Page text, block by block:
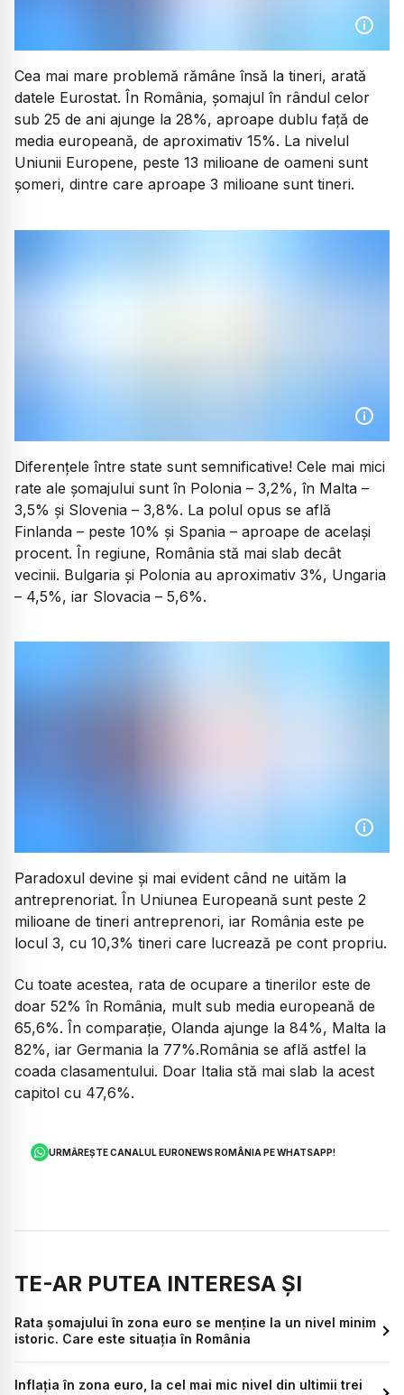
Cea mai mare problemă rămâne însă la tineri, arată
datele Eurostat. În România, șomajul în rândul celor
sub 25 de ani ajunge la 28%, aproape dublu față de
media europeană, de aproximativ 15%. La nivelul
Uniunii Europene, peste 13 milioane de oameni sunt
șomeri, dintre care aproape 3 milioane sunt tineri.
Diferențele între state sunt semnificative! Cele mai mici
rate ale șomajului sunt în Polonia – 3,2%, în Malta –
3,5% și Slovenia – 3,8%. La polul opus se află
Finlanda – peste 10% și Spania – aproape de același
procent. În regiune, România stă mai slab decât
vecinii. Bulgaria și Polonia au aproximativ 3%, Ungaria
– 4,5%, iar Slovacia – 5,6%.
Paradoxul devine și mai evident când ne uităm la
antreprenoriat. În Uniunea Europeană sunt peste 2
milioane de tineri antreprenori, iar România este pe
locul 3, cu 10,3% tineri care lucrează pe cont propriu.
Cu toate acestea, rata de ocupare a tinerilor este de
doar 52% în România, mult sub media europeană de
65,6%. În comparație, Olanda ajunge la 84%, Malta la
82%, iar Germania la 77%.România se află astfel la
coada clasamentului. Doar Italia stă mai slab la acest
capitol cu 47,6%.
URMĂREȘTE CANALUL EURONEWS ROMÂNIA PE WHATSAPP!
TE-AR PUTEA INTERESA ȘI
Rata șomajului în zona euro se menține la un nivel minim
istoric. Care este situația în România
Inflaţia în zona euro, la cel mai mic nivel din ultimii trei